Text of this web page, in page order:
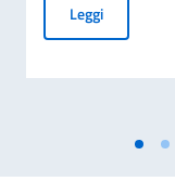
LeggiGiornata